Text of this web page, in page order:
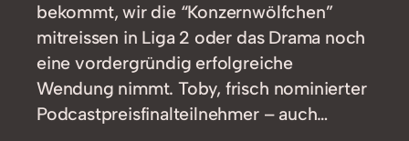
bekommt, wir die “Konzernwölfchen”
mitreissen in Liga 2 oder das Drama noch
eine vordergründig erfolgreiche
Wendung nimmt. Toby, frisch nominierter
Podcastpreisfinalteilnehmer – auch…